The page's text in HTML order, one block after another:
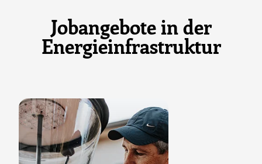
Jobangebote in der
Energieinfrastruktur